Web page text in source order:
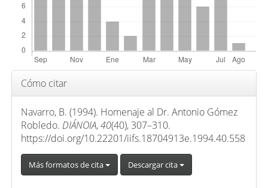
i
p
Detalles
del
artículo
Cómo citar
Navarro, B. (1994). Homenaje al Dr. Antonio Gómez
Robledo. DIÁNOIA,40(40), 307–310.
https://doi.org/10.22201/iifs.18704913e.1994.40.558
Más formatos de cita Descargar cita